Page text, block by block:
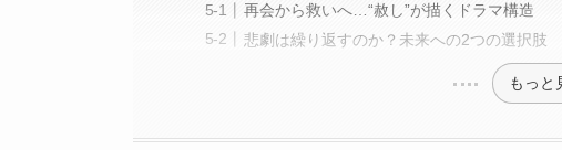
再会から救いへ…“赦し”が描くドラマ構造
悲劇は繰り返すのか？未来への2つの選択肢
もっと